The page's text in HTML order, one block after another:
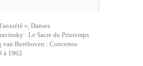
», Danses
: Le Sacre du Printemps
van Beethoven : Concertos
à 1962